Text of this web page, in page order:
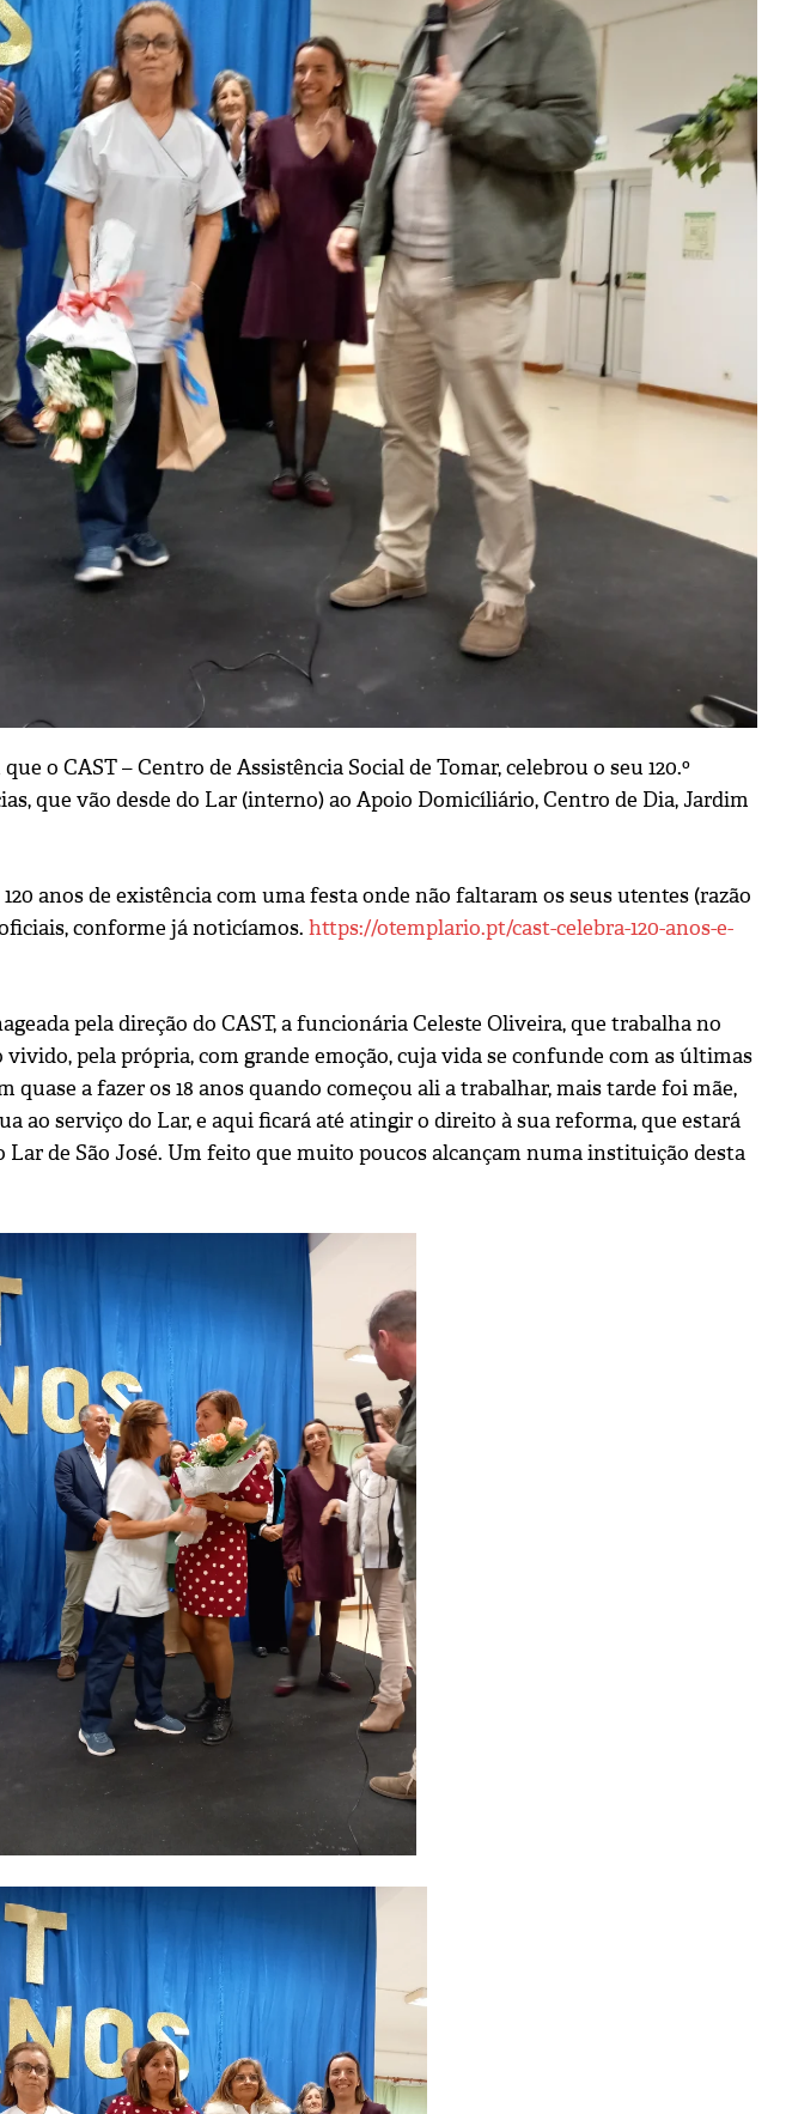
o CAST – Centro de Assistência Social de Tomar, celebrou o seu 120.º
que vão desde do Lar (interno) ao Apoio Domicíliário, Centro de Dia, Jardim
anos de existência com uma festa onde não faltaram os seus utentes (razão
conforme já noticíamos. https://otemplario.pt/cast-celebra-120-anos-e-
pela direção do CAST, a funcionária Celeste Oliveira, que trabalha no
vivido, pela própria, com grande emoção, cuja vida se confunde com as últimas
a fazer os 18 anos quando começou ali a trabalhar, mais tarde foi mãe,
ao serviço do Lar, e aqui ficará até atingir o direito à sua reforma, que estará
de São José. Um feito que muito poucos alcançam numa instituição desta